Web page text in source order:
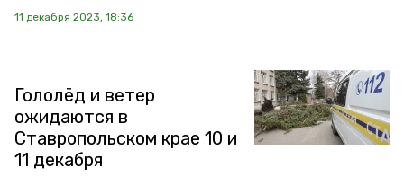
11 декабря 2023, 18:36
Гололёд и ветер
ожидаются в
Ставропольском крае 10 и
11 декабря